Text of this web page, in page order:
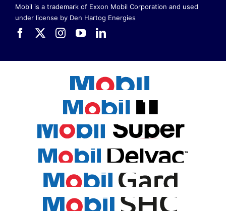
Mobil is a trademark of Exxon Mobil Corporation and used
under license by Den Hartog Energies